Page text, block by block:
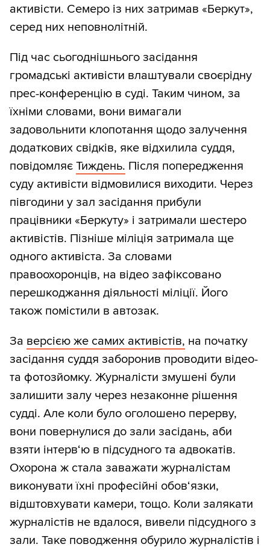
активісти. Семеро із них затримав «Беркут»,
серед них неповнолітній.
Під час сьогоднішнього засідання
громадські активісти влаштували своєрідну
прес-конференцію в суді. Таким чином, за
їхніми словами, вони вимагали
задовольнити клопотання щодо залучення
додаткових свідків, яке відхилила суддя,
повідомляє Тиждень. Після попередження
суду активісти відмовилися виходити. Через
півгодини у зал засідання прибули
працівники «Беркуту» і затримали шестеро
активістів. Пізніше міліція затримала ще
одного активіста. За словами
правоохоронців, на відео зафіксовано
перешкоджання діяльності міліції. Його
також помістили в автозак.
За версією же самих активістів, на початку
засідання суддя заборонив проводити відео-
та фотозйомку. Журналісти змушені були
залишити залу через незаконне рішення
судді. Але коли було оголошено перерву,
вони повернулися до зали засідань, аби
взяти інтерв‘ю в підсудного та адвокатів.
Охорона ж стала заважати журналістам
виконувати їхні професійні обов‘язки,
відштовхувати камери, тощо. Коли залякати
журналістів не вдалося, вивели підсудного з
зали. Таке поводження обурило журналістів і